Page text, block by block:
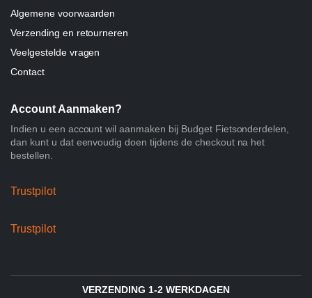
Algemene voorwaarden
Verzending en retourneren
Veelgestelde vragen
Contact
Account Aanmaken?
Indien u een account wil aanmaken bij Budget Fietsonderdelen,
dan kunt u dat eenvoudig doen tijdens de checkout na het
bestellen.
Trustpilot
Trustpilot
VERZENDING 1-2 WERKDAGEN